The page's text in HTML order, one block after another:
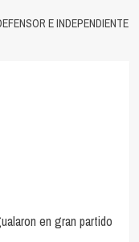
E INDEPENDIENTE
en gran partido